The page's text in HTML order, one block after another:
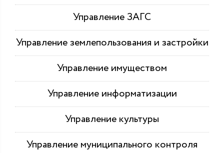
Управление ЗАГС
Управление землепользования и застройки
Управление имуществом
Управление информатизации
Управление культуры
Управление муниципального контроля